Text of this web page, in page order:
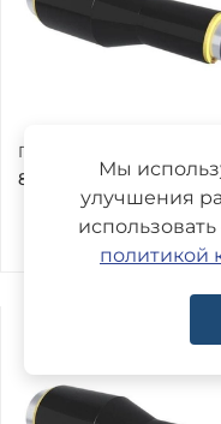
Переход ППУ 530х820 мм
8 423 ₽
Мы
улучшения
политикой